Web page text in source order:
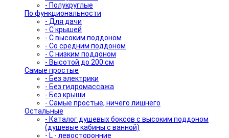
- Полукруглые
По функциональности
- Для дачи
- С крышей
- С высоким поддоном
- Со средним поддоном
- С низким поддоном
- Высотой до 200 см
Самые простые
- Без электрики
- Без гидромассажа
- Без крыши
- Самые простые, ничего лишнего
Остальные
- Каталог душевых боксов с высоким поддоном
(душевые кабины с ванной)
- L - левосторонние